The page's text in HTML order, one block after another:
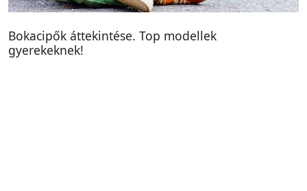
Bokacipők áttekintése. Top modellek
gyerekeknek!